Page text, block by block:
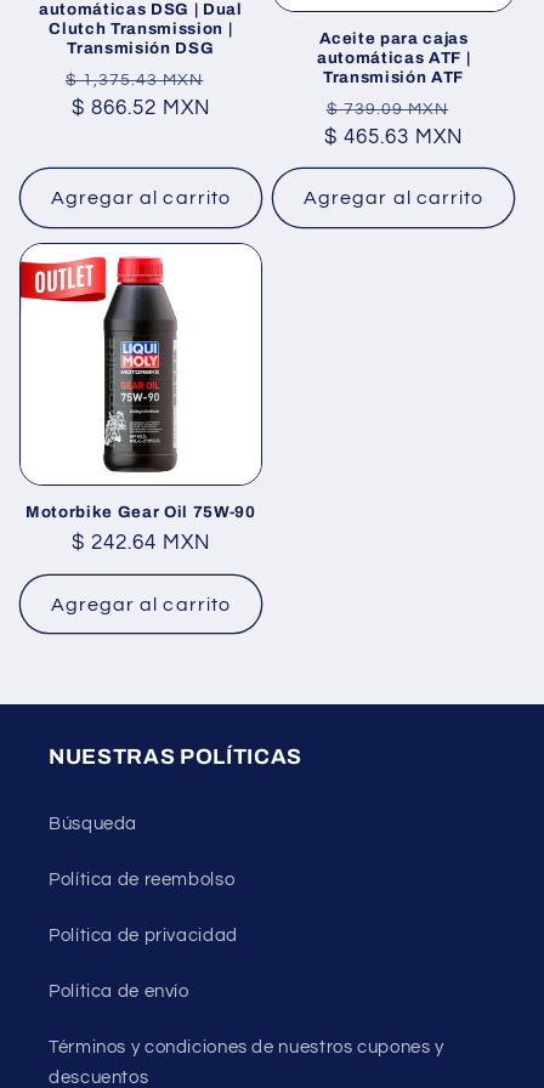
automáticas DSG | Dual
Clutch Transmission |
Transmisión DSG
Precio
habitual
$ 1,375.43 MXN
$ 866.52 MXN
Agregar al carrito
Aceite para cajas
automáticas ATF |
Transmisión ATF
Precio
habitual
$ 739.09 MXN
oferta
$ 465.63 MXN
Agregar al carrito
Motorbike Gear Oil 75W-90
Precio
habitual
$ 242.64 MXN
Agregar al carrito
NUESTRAS POLÍTICAS
Búsqueda
Política de reembolso
Política de privacidad
Política de envío
Términos y condiciones de nuestros cupones y
descuentos